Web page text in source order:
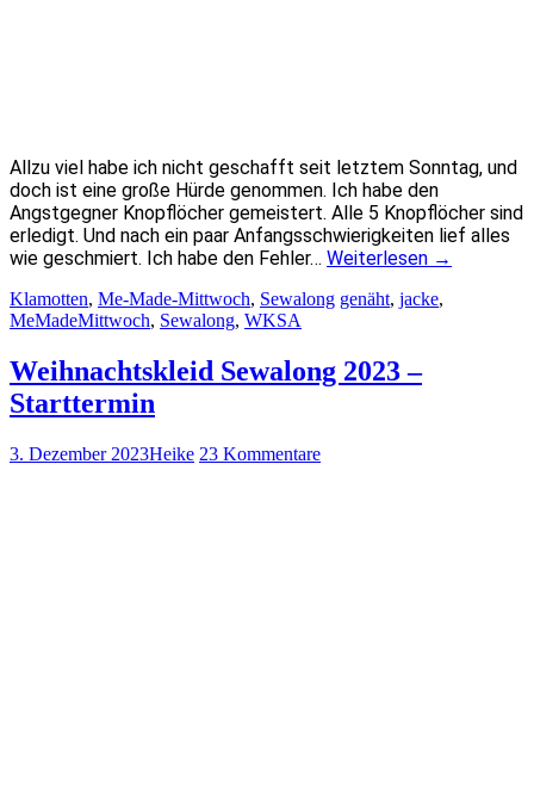
Allzu viel habe ich nicht geschafft seit letztem Sonntag, und
doch ist eine große Hürde genommen. Ich habe den
Angstgegner Knopflöcher gemeistert. Alle 5 Knopflöcher sind
erledigt. Und nach ein paar Anfangsschwierigkeiten lief alles
wie geschmiert. Ich habe den Fehler… Weiterlesen →
Klamotten, Me-Made-Mittwoch, Sewalong genäht, jacke,
MeMadeMittwoch, Sewalong, WKSA
Weihnachtskleid Sewalong 2023 –
Starttermin
3. Dezember 2023Heike 23 Kommentare